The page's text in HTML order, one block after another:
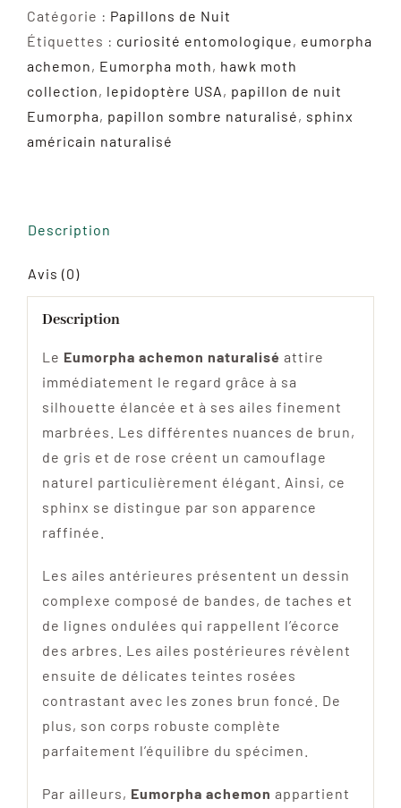
Achemon
–
Sphinx
naturalisé
aux
ailes
Nord
Catégorie : Papillons de Nuit
Étiquettes : curiosité entomologique, eumorpha
achemon, Eumorpha moth, hawk moth
collection, lepidoptère USA, papillon de nuit
Eumorpha, papillon sombre naturalisé, sphinx
américain naturalisé
Description
Avis (0)
Description
Le Eumorpha achemon naturalisé attire
immédiatement le regard grâce à sa
silhouette élancée et à ses ailes finement
marbrées. Les différentes nuances de brun,
de gris et de rose créent un camouflage
naturel particulièrement élégant. Ainsi, ce
sphinx se distingue par son apparence
raffinée.
Les ailes antérieures présentent un dessin
complexe composé de bandes, de taches et
de lignes ondulées qui rappellent l’écorce
des arbres. Les ailes postérieures révèlent
ensuite de délicates teintes rosées
contrastant avec les zones brun foncé. De
plus, son corps robuste complète
parfaitement l’équilibre du spécimen.
Par ailleurs, Eumorpha achemon appartient